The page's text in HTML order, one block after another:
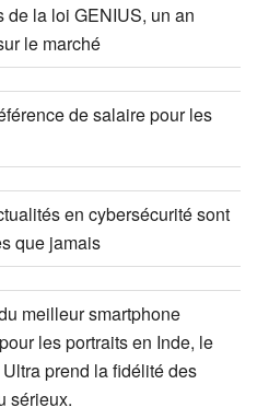
de la loi GENIUS, un an
le marché
de salaire pour les
en cybersécurité sont
que jamais
meilleur smartphone
les portraits en Inde, le
Ultra prend la fidélité des
sérieux.